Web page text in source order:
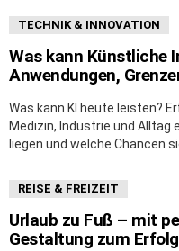
TECHNIK & INNOVATION
Was kann Künstliche
Anwendungen,
Was kann KI heute leisten?
Medizin, Industrie und Alltag
liegen und welche Chancen
REISE & FREIZEIT
Urlaub zu Fuß – mit
Gestaltung zum Erfolg